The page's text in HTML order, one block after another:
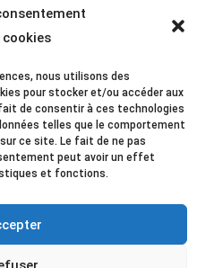
cookies
nous utilisons des
pour stocker et/ou accéder aux
de consentir à ces technologies
telles que le comportement
ce site. Le fait de ne pas
peut avoir un effet
et fonctions.
: